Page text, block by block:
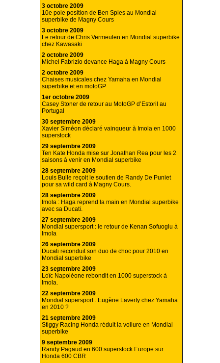
3 octobre 2009
10e pole position de Ben Spies au Mondial
superbike de Magny Cours
3 octobre 2009
Le retour de Chris Vermeulen en Mondial superbike
chez Kawasaki
2 octobre 2009
Michel Fabrizio devance Haga à Magny Cours
2 octobre 2009
Chaises musicales chez Yamaha en Mondial
superbike et en motoGP
1er octobre 2009
Casey Stoner de retour au MotoGP d’Estoril au
Portugal
30 septembre 2009
Xavier Siméon déclaré vainqueur à Imola en 1000
superstock
29 septembre 2009
Ten Kate Honda mise sur Jonathan Rea pour les 2
saisons à venir en Mondial superbike
28 septembre 2009
Louis Bulle reçoit le soutien de Randy De Puniet
pour sa wild card à Magny Cours.
28 septembre 2009
Imola : Haga reprend la main en Mondial superbike
avec sa Ducati.
27 septembre 2009
Mondial supersport : le retour de Kenan Sofuoglu à
Imola
26 septembre 2009
Ducati reconduit son duo de choc pour 2010 en
Mondial superbike
23 septembre 2009
Loïc Napoléone rebondit en 1000 superstock à
Imola.
22 septembre 2009
Mondial supersport : Eugène Laverty chez Yamaha
en 2010 ?
21 septembre 2009
Stiggy Racing Honda réduit la voilure en Mondial
superbike
9 septembre 2009
Randy Pagaud en 600 superstock Europe sur
Honda 600 CBR